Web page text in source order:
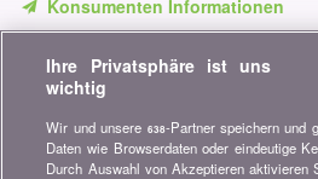
Konsumenten Informationen
unsere Vergleiche, Ratschläge und
Versicherung, Finanzen, Konsumgüter
Newsletter bestellen
Ihre Privatsphäre ist uns
wichtig
Wir und unsere 638-Partner speichern und
Daten wie Browserdaten oder eindeutige
Durch Auswahl von Akzeptieren aktivieren